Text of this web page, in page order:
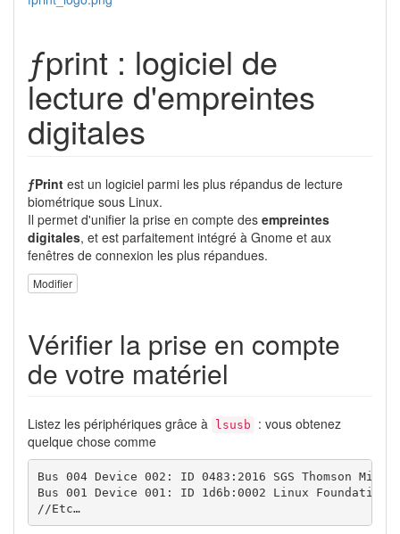
ƒprint : logiciel de
lecture d'empreintes
digitales
ƒPrint est un logiciel parmi les plus répandus de lecture
biométrique sous Linux.
Il permet d'unifier la prise en compte des empreintes
digitales, et est parfaitement intégré à Gnome et aux
fenêtres de connexion les plus répandues.
Modifier
Vérifier la prise en compte
de votre matériel
Listez les périphériques grâce à lsusb
: vous obtenez
quelque chose comme
Bus 004 Device 002: ID 0483: 2016 SGS Thomson
Bus 001 Device 001: ID 1d6b:0002 Linux Foundation
//Etc…